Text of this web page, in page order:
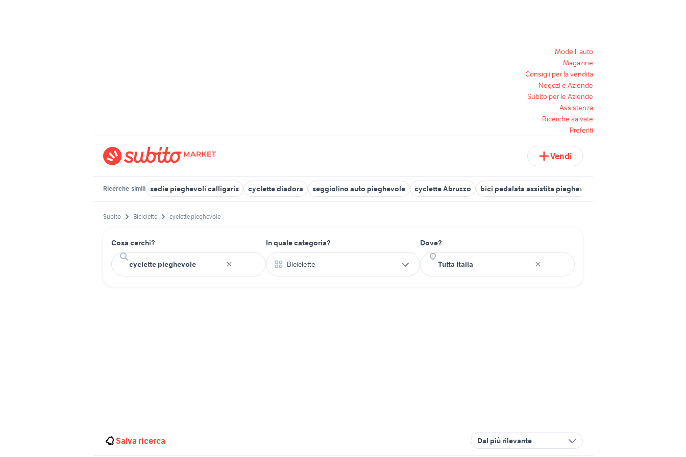
Modelli auto
Magazine
Consigli per la vendita
Negozi e Aziende
Subito per le Aziende
Assistenza
Ricerche salvate
Preferiti
Vendi
Ricerche simili sedie pieghevoli calligaris cyclette diadora seggiolino auto pieghevole cyclette Abruzzo bici pedalata assistita pieghevole
Subito Biciclette cyclette pieghevole
Cosa cerchi? In quale categoria?
Biciclette
Dove?
Salva ricerca Dal più rilevante